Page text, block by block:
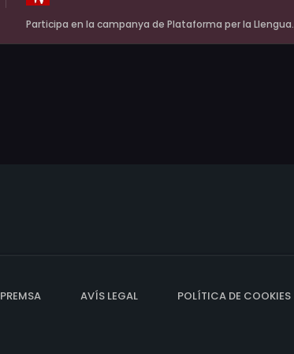
Participa en la campanya de Plataforma per la Llengua.
PREMSA AVÍS LEGAL POLÍTICA DE COOKIES